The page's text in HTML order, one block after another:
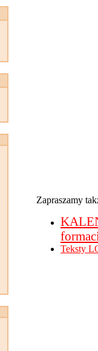
Zapraszamy
Teksty